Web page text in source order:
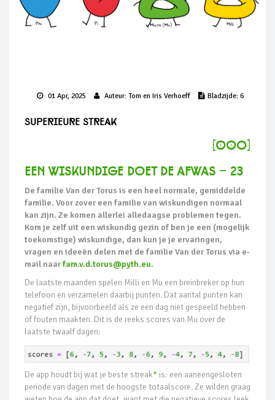
01 Apr, 2025 Auteur: Tom en Iris Verhoeff Bladzijde: 6
Superieure Streak
[ooO]
Een wiskundige doet de afwas - 23
De familie Van der Torus is een heel normale, gemiddelde
familie. Voor zover een familie van wiskundigen normaal
kan zijn. Ze komen allerlei alledaagse problemen tegen.
Kom je zelf uit een wiskundig gezin of ben je een (mogelijk
toekomstige) wiskundige, dan kun je je ervaringen,
vragen en ideeën delen met de familie Van der Torus via e-
mail naarfam.v.d.torus@pyth.eu.
De laatste maanden spelen Milli en Mu een breinbreker op hun
telefoon en verzamelen daarbij punten. Dat aantal punten kan
negatief zijn, bijvoorbeeld als ze een dag niet gespeeld hebben
of fouten maakten. Dit is de reeks scores van Mu over de
laatste twaalf dagen:
De app houdt bij wat je beste streak* is: een aaneengesloten
periode van dagen met de hoogste totaalscore. Ze wilden graag